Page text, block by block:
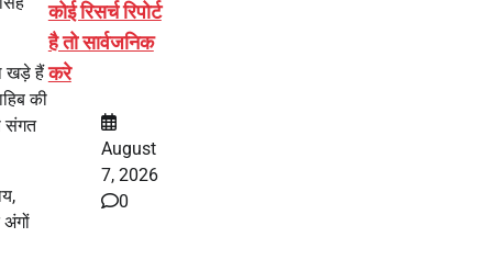
खड़े हैं
की
संगत
अंगों
कोई रिसर्च रिपोर्ट
है तो सार्वजनिक
करे
August
7, 2026
0